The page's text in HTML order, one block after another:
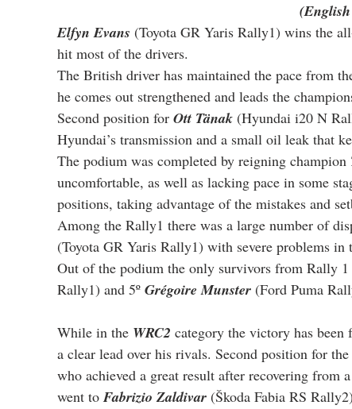
Elfyn Evans (Toyota GR Yaris Rally1) wins the
hit most of the drivers.
The British driver has maintained the pace from
he comes out strengthened and leads the
Second position for Ott Tänak (Hyundai i20 N
Hyundai’s transmission and a small oil leak that
The podium was completed by reigning champion
uncomfortable, as well as lacking pace in some
positions, taking advantage of the mistakes and
Among the Rally1 there was a large number of
(Toyota GR Yaris Rally1) with severe problems in
Out of the podium the only survivors from Rally 1
Rally1) and 5º Grégoire Munster (Ford Puma
While in the WRC2 category the victory has been
a clear lead over his rivals. Second position for
who achieved a great result after recovering from
went to Fabrizio Zaldivar (Škoda Fabia RS